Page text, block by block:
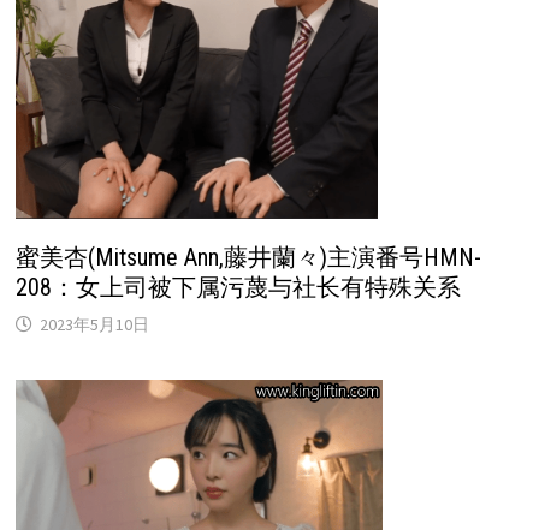
蜜美杏(Mitsume Ann,藤井蘭々)主演番号HMN-
208：女上司被下属污蔑与社长有特殊关系
2023年5月10日